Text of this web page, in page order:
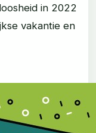
in 2022
vakantie en